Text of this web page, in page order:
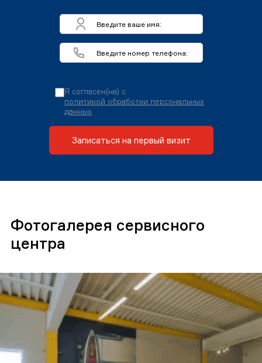
Я согласен(на) с
политикой обработки персональных
данных
Записаться на первый визит
Фотогалерея сервисного
центра